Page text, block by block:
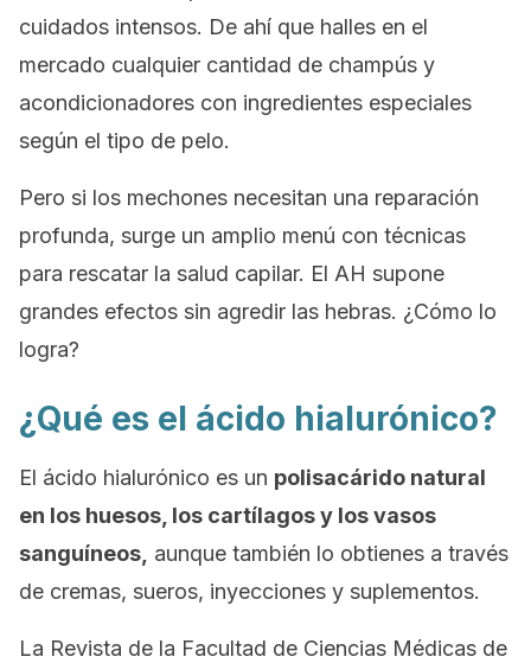
cuidados intensos. De ahí que halles en el
mercado cualquier cantidad de champús y
acondicionadores con ingredientes especiales
según el tipo de pelo.
Pero si los mechones necesitan una reparación
profunda, surge un amplio menú con técnicas
para rescatar la salud capilar. El AH supone
grandes efectos sin agredir las hebras. ¿Cómo lo
logra?
¿Qué es el ácido hialurónico?
El ácido hialurónico es un polisacárido natural
en los huesos, los cartílagos y los vasos
sanguíneos, aunque también lo obtienes a través
de cremas, sueros, inyecciones y suplementos.
La Revista de la Facultad de Ciencias Médicas de